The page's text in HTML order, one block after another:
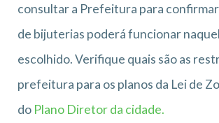
consultar a Prefeitura para confirmar
de bijuterias poderá funcionar
escolhido. Verifique quais são as
prefeitura para os planos da Lei de
do Plano Diretor da cidade.